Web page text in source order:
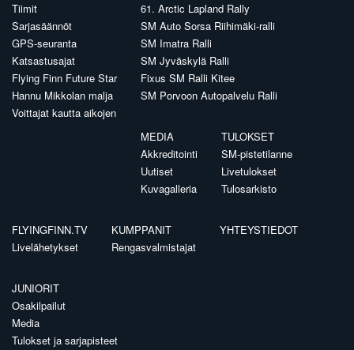
Tiimit
Sarjasäännöt
GPS-seuranta
Katsastusajat
Flying Finn Future Star
Hannu Mikkolan malja
Voittajat kautta aikojen
61. Arctic Lapland Rally
SM Auto Sorsa Riihimäki-ralli
SM Imatra Ralli
SM Jyväskylä Ralli
Fixus SM Ralli Kitee
SM Porvoon Autopalvelu Ralli
MEDIA
Akkreditointi
Uutiset
Kuvagalleria
TULOKSET
SM-pistetilanne
Livetulokset
Tulosarkisto
FLYINGFINN.TV
Livelähetykset
KUMPPANIT
Rengasvalmistajat
YHTEYSTIEDOT
JUNIORIT
Osakilpailut
Media
Tulokset ja sarjapisteet